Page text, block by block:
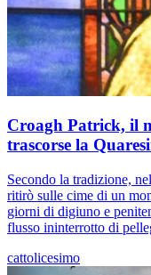
Croagh Patrick, il
trascorse la
Secondo la tradizione,
ritirò sulle cime di un
giorni di digiuno e
flusso ininterrotto di
cattolicesimo